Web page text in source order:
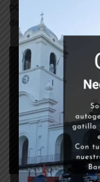
pobreza y la
desigualdad,